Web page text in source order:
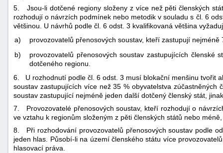
5. Jsou-li dotčené regiony složeny z více než pěti členských
rozhodují o návrzích podmínek nebo metodik v souladu s čl. 6
většinou. U návrhů podle čl. 6 odst. 3 kvalifikovaná většina
a)
provozovatelů přenosových soustav, kteří zastupují
b)
provozovatelů přenosových soustav zastupujících členské
dotčeného regionu.
6. U rozhodnutí podle čl. 6 odst. 3 musí blokační menšinu tvořit
soustav zastupujících více než 35 % obyvatelstva zúčastněných
soustav zastupující nejméně jeden další dotčený členský stát,
7. Provozovatelé přenosových soustav, kteří rozhodují o
ve vztahu k regionům složeným z pěti členských států nebo
8. Při rozhodování provozovatelů přenosových soustav podle
jeden hlas. Působí-li na území členského státu více
hlasovací práva.